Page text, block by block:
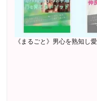
《まるごと》男心を熟知し